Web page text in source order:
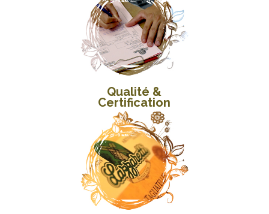
Qualité &
Certification